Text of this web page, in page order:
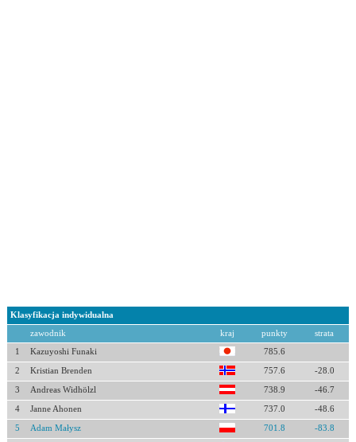
Klasyfikacja indywidualna
zawodnik kraj punkty strata
1 Kazuyoshi Funaki 785.6
2 Kristian Brenden 757.6 -28.0
3 Andreas Widhölzl 738.9 -46.7
4 Janne Ahonen 737.0 -48.6
5 Adam Małysz 701.8 -83.8